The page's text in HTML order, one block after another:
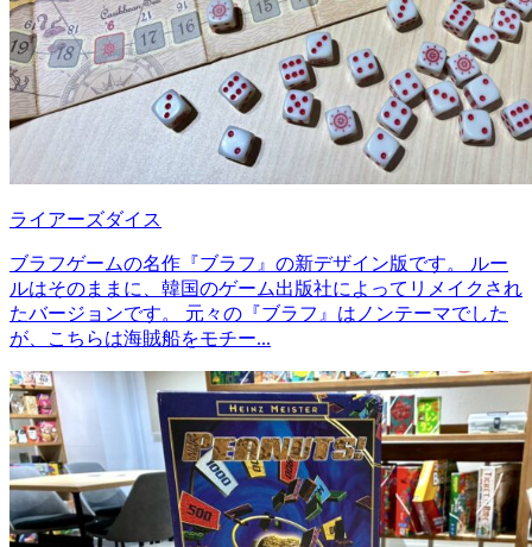
ライアーズダイス
ブラフゲームの名作『ブラフ』の新デザイン版です。 ルー
ルはそのままに、韓国のゲーム出版社によってリメイクされ
たバージョンです。 元々の『ブラフ』はノンテーマでした
が、こちらは海賊船をモチー...